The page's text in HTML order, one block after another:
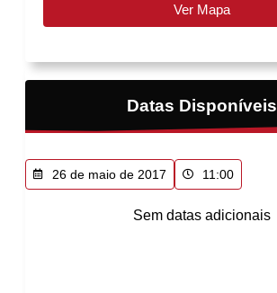
Ver Mapa
Datas Disponíveis
26 de maio de 2017 11:00
Sem datas adicionais